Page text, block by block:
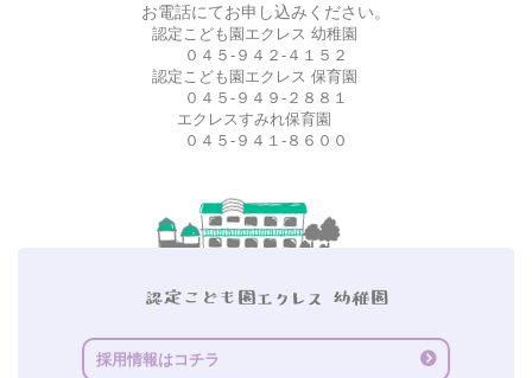
お電話にてお申し込みください。
認定こども園エクレス 幼稚園
０４５-９４２-４１５２
認定こども園エクレス 保育園
０４５-９４９-２８８１
エクレスすみれ保育園
０４５-９４１-８６００
採用情報はコチラ